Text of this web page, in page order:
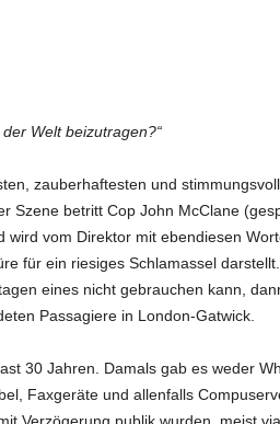
Welt beizutragen?“
zauberhaftesten und
Szene betritt Cop John McClane
wird vom Direktor mit ebendiesen
für ein riesiges Schlamassel
eines nicht gebrauchen kann,
Passagiere in London-Gatwick.
30 Jahren. Damals gab es weder
Faxgeräte und allenfalls